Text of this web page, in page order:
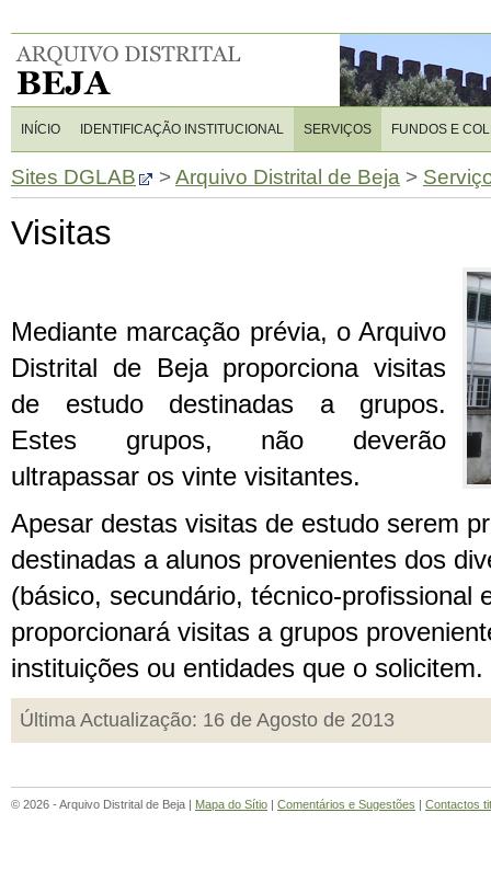
INÍCIO IDENTIFICAÇÃO INSTITUCIONAL SERVIÇOS FUNDOS E
Sites DGLAB >Arquivo Distrital de Beja >
Visitas
Mediante marcação prévia, o Arquivo
Distrital de Beja proporciona visitas
de estudo destinadas a grupos.
Estes grupos, não deverão
ultrapassar os vinte visitantes.
Apesar destas visitas de estudo serem
destinadas a alunos provenientes dos
(básico, secundário, técnico-profissional
proporcionará visitas a grupos
instituições ou entidades que o solicitem.
Última Actualização: 16 de Agosto de 2013
© 2026 - Arquivo Distrital de Beja | Mapa do Sítio | Comentários e Sugestões | Contactos